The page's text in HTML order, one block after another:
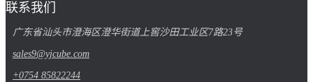
联系我们
广东省汕头市澄海区澄华街道上窖沙田工业区7路23号
sales9@yjcube.com
+0754 85822244